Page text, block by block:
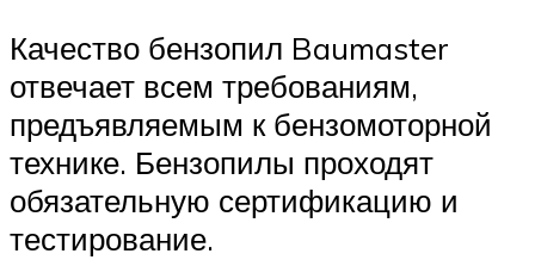
Качество бензопил Baumaster
отвечает всем требованиям,
предъявляемым к бензомоторной
технике. Бензопилы проходят
обязательную сертификацию и
тестирование.